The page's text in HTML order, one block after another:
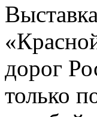
дорог
только